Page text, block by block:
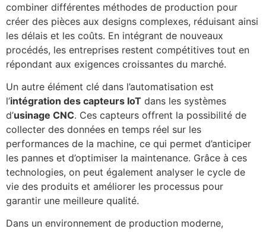
combiner différentes méthodes de production pour
créer des pièces aux designs complexes, réduisant ainsi
les délais et les coûts. En intégrant de nouveaux
procédés, les entreprises restent compétitives tout en
répondant aux exigences croissantes du marché.
Un autre élément clé dans l’automatisation est
l’intégration des capteurs IoT dans les systèmes
d’usinage CNC. Ces capteurs offrent la possibilité de
collecter des données en temps réel sur les
performances de la machine, ce qui permet d’anticiper
les pannes et d’optimiser la maintenance. Grâce à ces
technologies, on peut également analyser le cycle de
vie des produits et améliorer les processus pour
garantir une meilleure qualité.
Dans un environnement de production moderne,